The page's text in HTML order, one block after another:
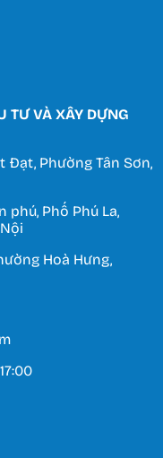
TƯ VÀ XÂY DỰNG
Đạt, Phường Tân Sơn,
phú, Phố Phú La,
Hoà Hưng,